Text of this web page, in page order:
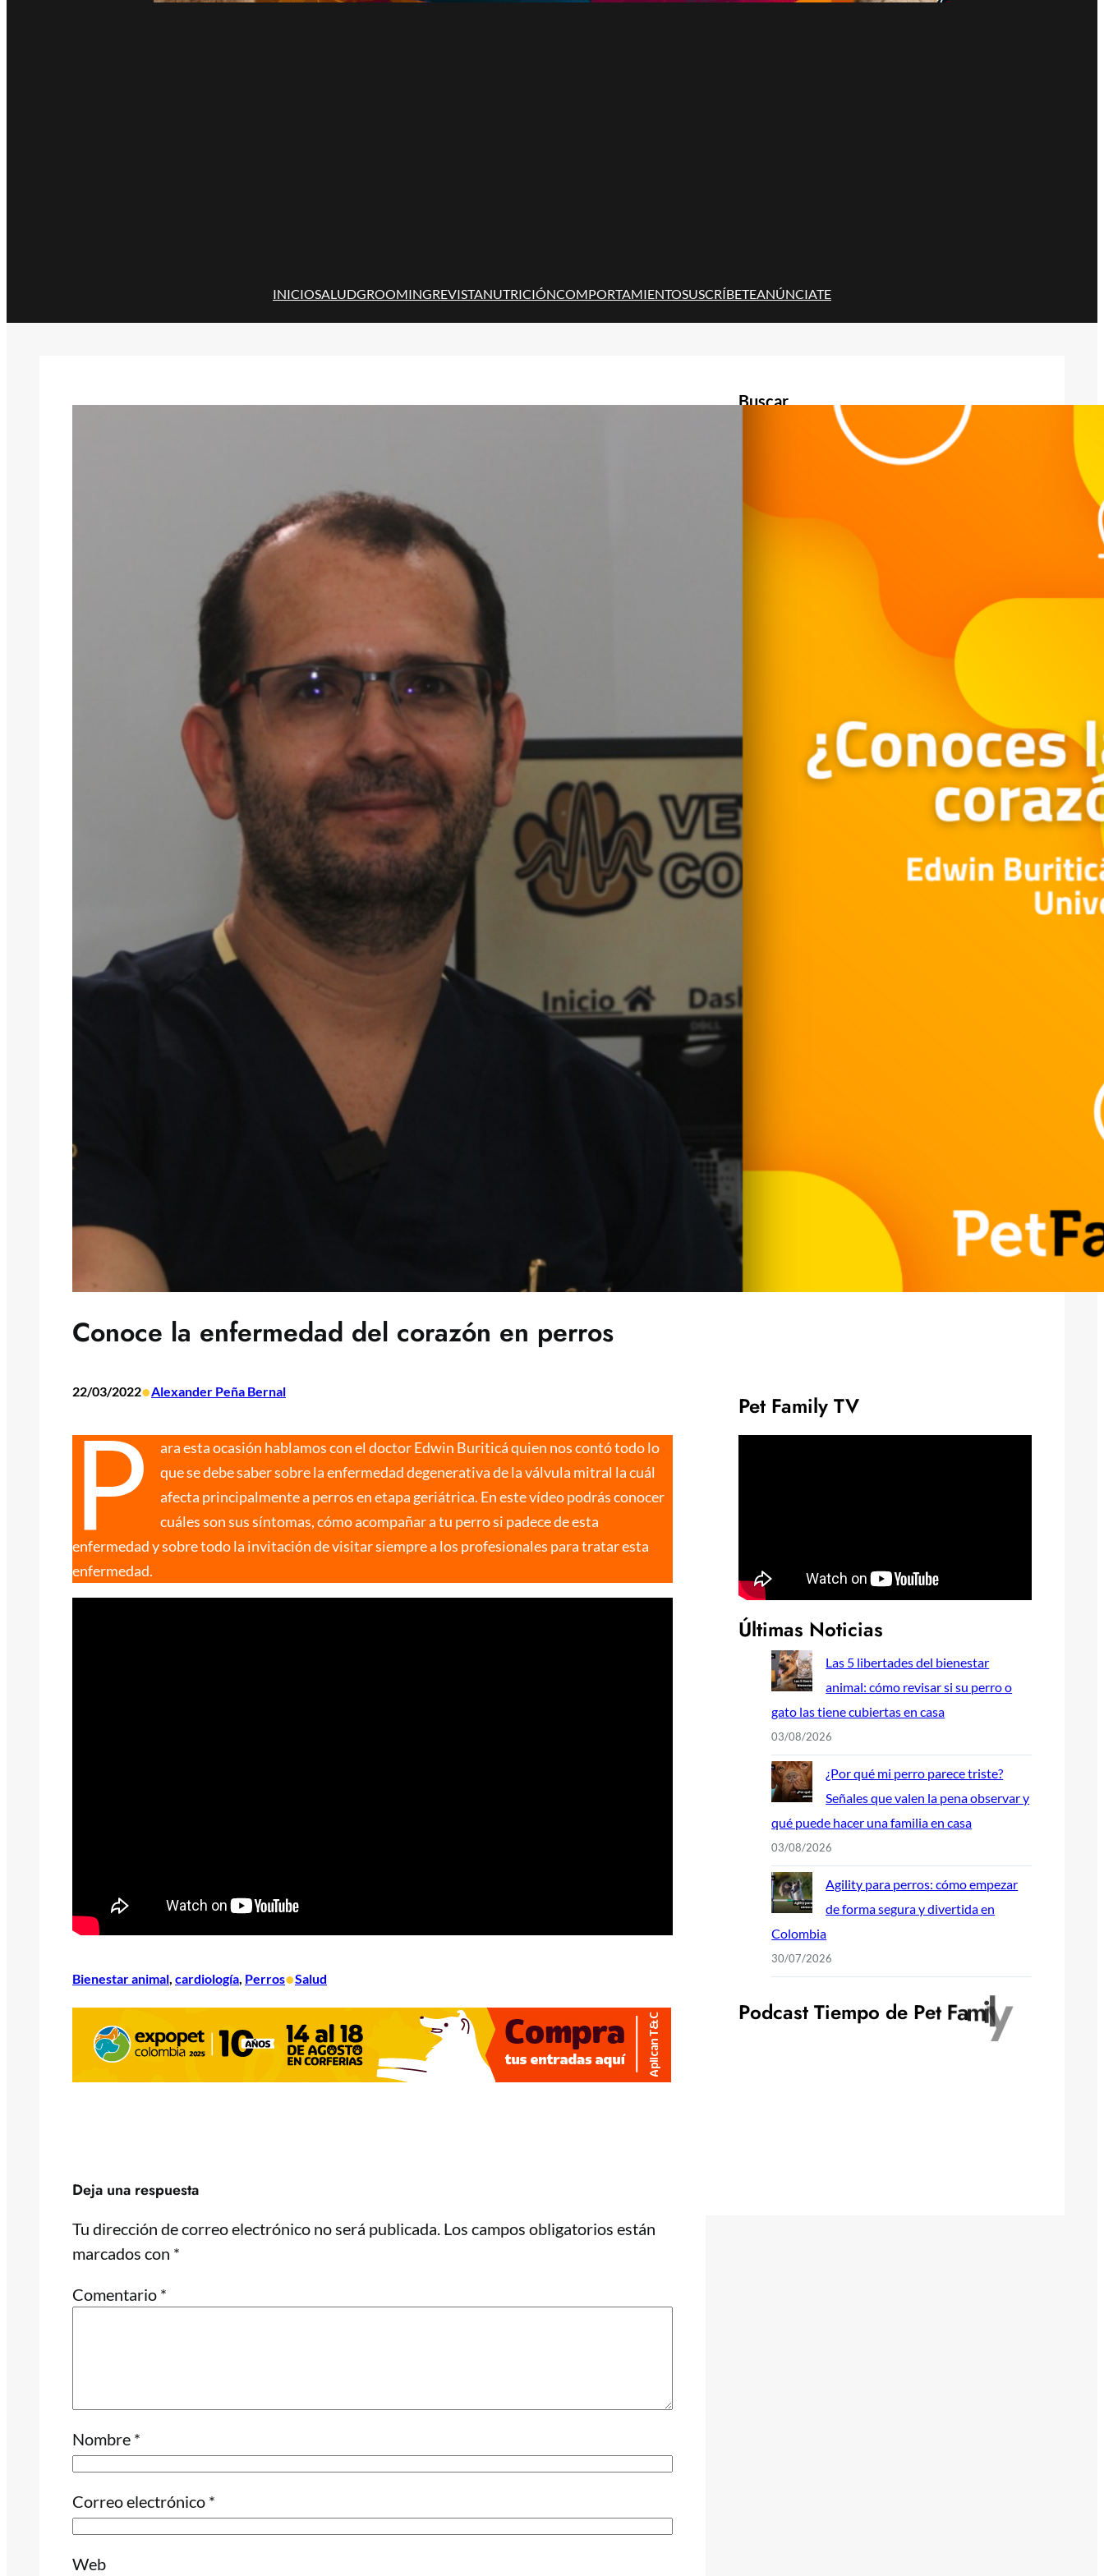
INICIOSALUDGROOMINGREVISTANUTRICIÓNCOMPORTAMIENTOSUSCRÍBETEANÚNCIATE
Conoce la enfermedad del corazón en perros
22/03/2022•Alexander Peña Bernal
P
ara esta ocasión hablamos con el doctor Edwin Buriticá quien nos contó todo lo
que se debe saber sobre la enfermedad degenerativa de la válvula mitral la cuál
afecta principalmente a perros en etapa geriátrica. En este vídeo podrás conocer
cuáles son sus síntomas, cómo acompañar a tu perro si padece de esta
enfermedad y sobre todo la invitación de visitar siempre a los profesionales para tratar esta
enfermedad.
Bienestar animal, cardiología, Perros•Salud
Deja una respuesta
Tu dirección de correo electrónico no será publicada. Los campos obligatorios están
marcados con *
Comentario *
Nombre *
Correo electrónico *
Web
Buscar
Social Media
TikTok
Pet Family TV
Últimas Noticias
Las 5 libertades del bienestar
animal: cómo revisar si su perro o
gato las tiene cubiertas en casa
03/08/2026
¿Por qué mi perro parece triste?
Señales que valen la pena observar y
qué puede hacer una familia en casa
03/08/2026
Agility para perros: cómo empezar
de forma segura y divertida en
Colombia
30/07/2026
Podcast Tiempo de Pet Family